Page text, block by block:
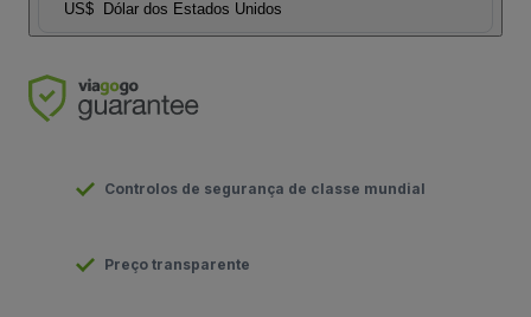
US$ Dólar dos Estados Unidos
Controlos de segurança de classe mundial
Preço transparente